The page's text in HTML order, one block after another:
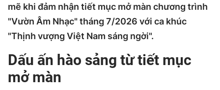
mẽ khi đảm nhận tiết mục mở màn chương trình
"Vườn Âm Nhạc" tháng 7/2026 với ca khúc
"Thịnh vượng Việt Nam sáng ngời".
Dấu ấn hào sảng từ tiết mục
mở màn